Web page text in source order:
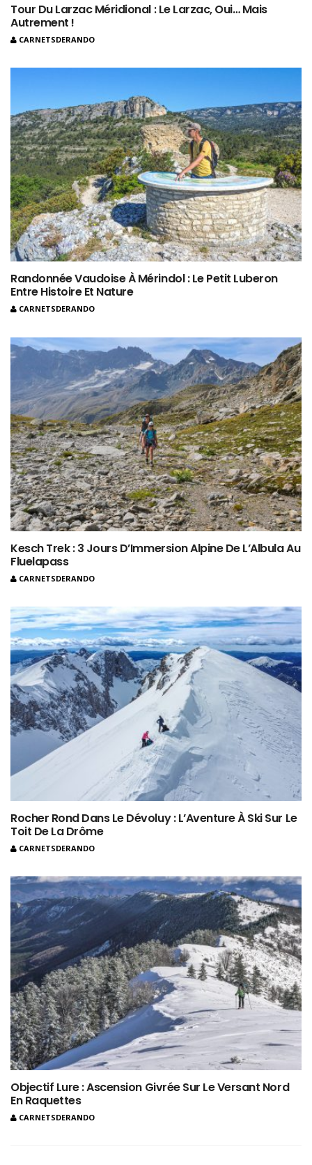
Tour Du Larzac Méridional : Le Larzac, Oui… Mais
Autrement !
CARNETSDERANDO
Randonnée Vaudoise À Mérindol : Le Petit Luberon
Entre Histoire Et Nature
CARNETSDERANDO
Kesch Trek : 3 Jours D’Immersion Alpine De L’Albula Au
Fluelapass
CARNETSDERANDO
Rocher Rond Dans Le Dévoluy : L’Aventure À Ski Sur Le
Toit De La Drôme
CARNETSDERANDO
Objectif Lure : Ascension Givrée Sur Le Versant Nord
En Raquettes
CARNETSDERANDO